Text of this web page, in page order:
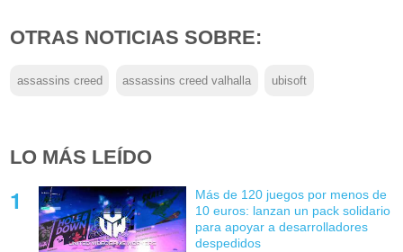
OTRAS NOTICIAS SOBRE:
assassins creed assassins creed valhalla ubisoft
LO MÁS LEÍDO
Más de 120 juegos por menos de
10 euros: lanzan un pack solidario
para apoyar a desarrolladores
despedidos